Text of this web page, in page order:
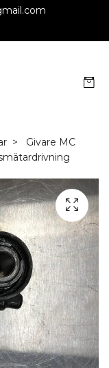
Givare MC